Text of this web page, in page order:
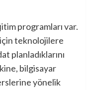
programları var.
için teknolojilere
planladıklarını
bilgisayar
yönelik